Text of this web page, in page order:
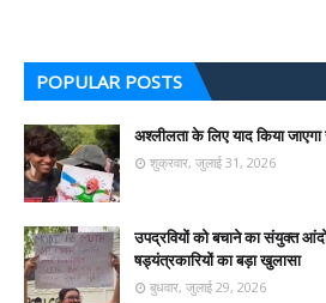
POPULAR POSTS
अश्लीलता के लिए याद किया
शुक्रवार, जुलाई 31, 2026
उपद्रवियों को बचाने का संयुक्त
षड्यंत्रकारियों का बड़ा खुलासा
बुधवार, जुलाई 29, 2026